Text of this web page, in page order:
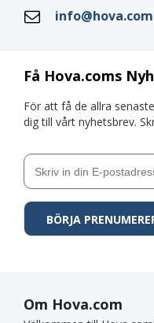
Få Hova.coms
För att få de allra
dig till vårt nyhetsbrev.
info@hova.com
Om Hova.com